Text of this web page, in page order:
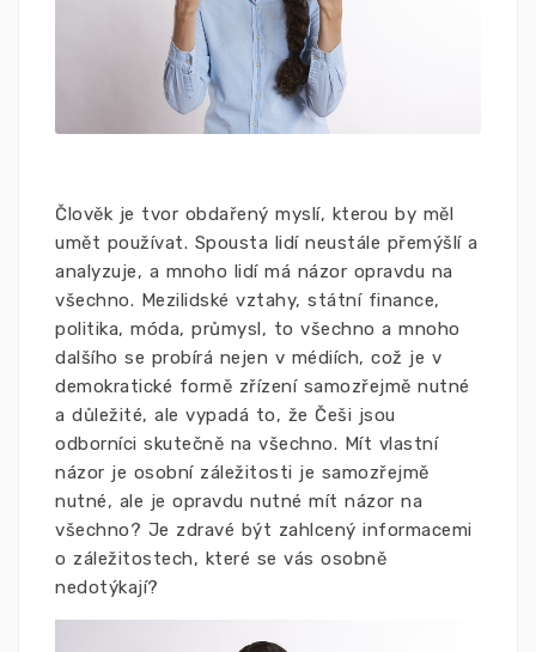
Člověk je tvor obdařený myslí, kterou by měl
umět používat. Spousta lidí neustále přemýšlí a
analyzuje, a mnoho lidí má názor opravdu na
všechno. Mezilidské vztahy, státní finance,
politika, móda, průmysl, to všechno a mnoho
dalšího se probírá nejen v médiích, což je v
demokratické formě zřízení samozřejmě nutné
a důležité, ale vypadá to, že Češi jsou
odborníci skutečně na všechno. Mít vlastní
názor je osobní záležitosti je samozřejmě
nutné, ale je opravdu nutné mít názor na
všechno? Je zdravé být zahlcený informacemi
o záležitostech, které se vás osobně
nedotýkají?